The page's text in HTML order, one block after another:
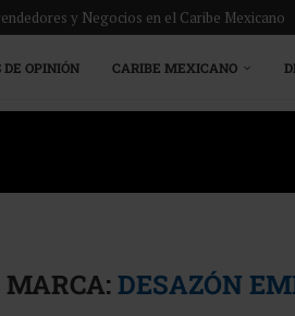
y Negocios en el Caribe Mexicano
OPINIÓN CARIBE MEXICANO
MARCA: DESAZÓN